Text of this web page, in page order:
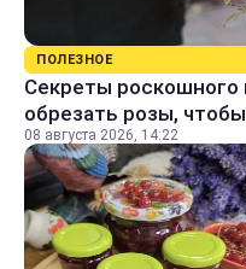
ПОЛЕЗНОЕ
Секреты роскошного
обрезать розы,
08 августа 2026, 14:22